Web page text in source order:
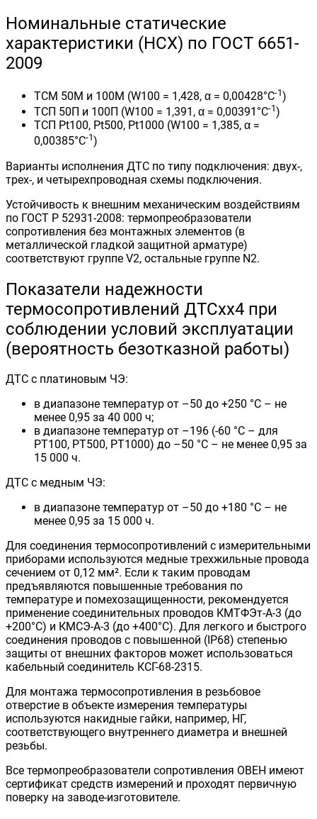
Номинальные статические
характеристики (НСХ) по ГОСТ 6651-
2009
ТСМ 50М и 100М (W100 = 1,428, α = 0,00428°С-1)
ТСП 50П и 100П (W100 = 1,391, α = 0,00391°С-1)
ТСП Pt100, Pt500, Pt1000 (W100 = 1,385, α =
0,00385°С-1)
Варианты исполнения ДТС по типу подключения: двух-,
трех-, и четырехпроводная схемы подключения.
Устойчивость к внешним механическим воздействиям
по ГОСТ Р 52931-2008: термопреобразователи
сопротивления без монтажных элементов (в
металлической гладкой защитной арматуре)
соответствуют группе V2, остальные группе N2.
Показатели надежности
термосопротивлений ДТСхх4 при
соблюдении условий эксплуатации
(вероятность безотказной работы)
ДТС с платиновым ЧЭ:
в диапазоне температур от –50 до +250 °С – не
менее 0,95 за 40 000 ч;
в диапазоне температур от –196 (-60 °С – для
РТ100, РТ500, РТ1000) до –50 °С – не менее 0,95 за
15 000 ч.
ДТС с медным ЧЭ:
в диапазоне температур от –50 до +180 °С – не
менее 0,95 за 15 000 ч.
Для соединения термосопротивлений с измерительными
приборами используются медные трехжильные провода
сечением от 0,12 мм². Если к таким проводам
предъявляются повышенные требования по
температуре и помехозащищенности, рекомендуется
применение соединительных проводов КМТФЭт-А-3 (до
+200°С) и КМСЭ-А-3 (до +400°С). Для легкого и быстрого
соединения проводов с повышенной (IP68) степенью
защиты от внешних факторов может использоваться
кабельный соединитель КСГ-68-2315.
Для монтажа термосопротивления в резьбовое
отверстие в объекте измерения температуры
используются накидные гайки, например, НГ,
соответствующего внутреннего диаметра и внешней
резьбы.
Все термопреобразователи сопротивления ОВЕН имеют
сертификат средств измерений и проходят первичную
поверку на заводе-изготовителе.